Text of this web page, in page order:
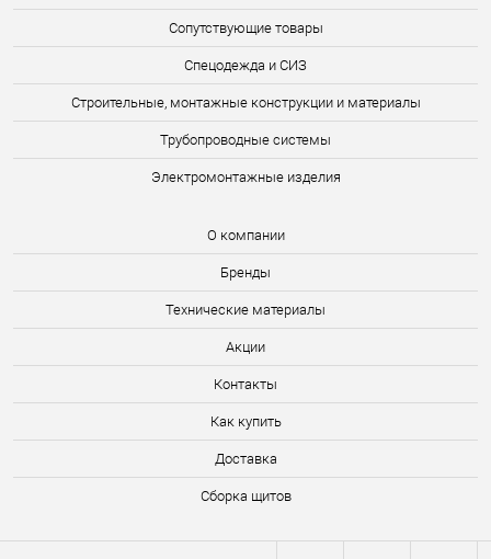
Сопутствующие товары
Спецодежда и СИЗ
Строительные, монтажные конструкции и материалы
Трубопроводные системы
Электромонтажные изделия
О компании
Бренды
Технические материалы
Акции
Контакты
Как купить
Доставка
Сборка щитов